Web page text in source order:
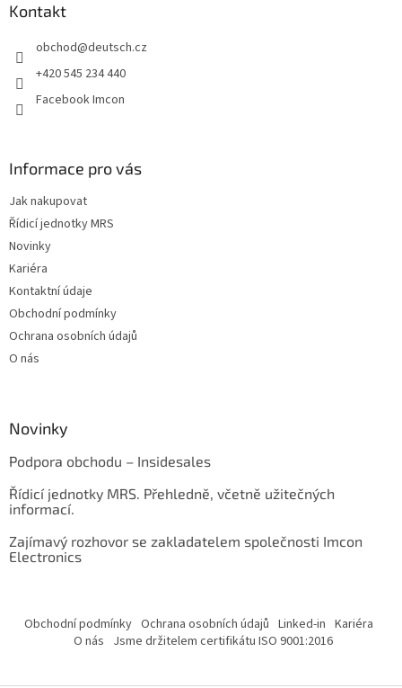
Kontakt
obchod@deutsch.cz
+420 545 234 440
Facebook Imcon
Informace pro vás
Jak nakupovat
Řídicí jednotky MRS
Novinky
Kariéra
Kontaktní údaje
Obchodní podmínky
Ochrana osobních údajů
O nás
Novinky
Podpora obchodu – Insidesales
Řídicí jednotky MRS. Přehledně, včetně užitečných
informací.
Zajímavý rozhovor se zakladatelem společnosti Imcon
Electronics
Obchodní podmínky Ochrana osobních údajů Linked-in Kariéra
O nás Jsme držitelem certifikátu ISO 9001:2016